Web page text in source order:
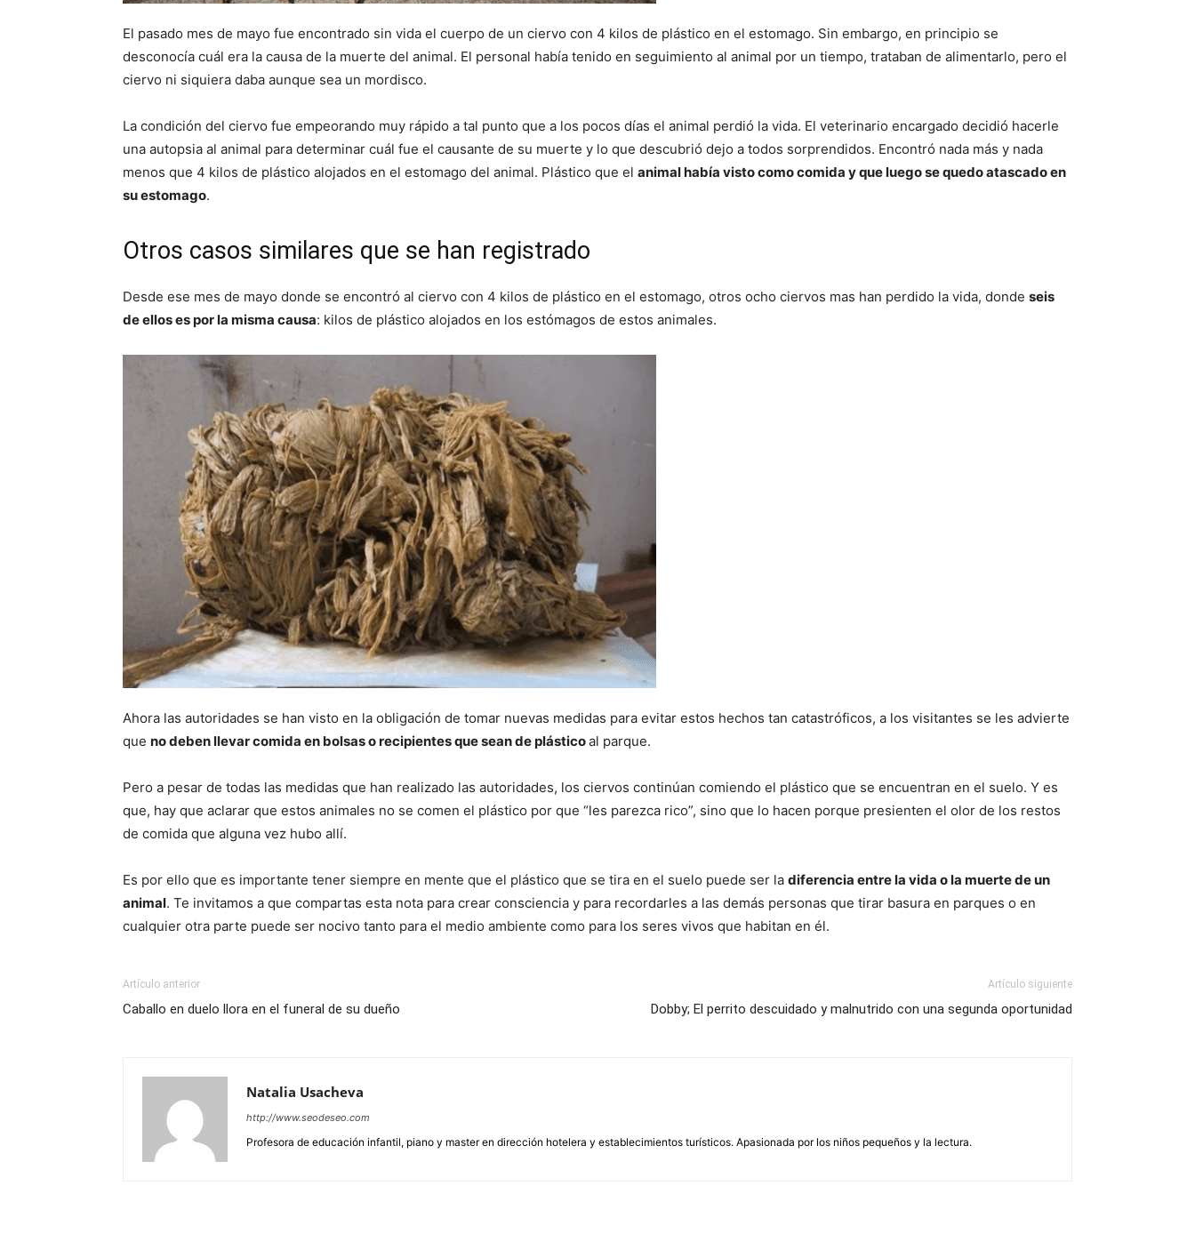
El pasado mes de mayo fue encontrado sin vida el cuerpo de un ciervo con 4 kilos de plástico en el estomago. Sin embargo, en principio se
desconocía cuál era la causa de la muerte del animal. El personal había tenido en seguimiento al animal por un tiempo, trataban de alimentarlo, pero el
ciervo ni siquiera daba aunque sea un mordisco.
La condición del ciervo fue empeorando muy rápido a tal punto que a los pocos días el animal perdió la vida. El veterinario encargado decidió hacerle
una autopsia al animal para determinar cuál fue el causante de su muerte y lo que descubrió dejo a todos sorprendidos. Encontró nada más y nada
menos que 4 kilos de plástico alojados en el estomago del animal. Plástico que el animal había visto como comida y que luego se quedo atascado en
su estomago.
Otros casos similares que se han registrado
Desde ese mes de mayo donde se encontró al ciervo con 4 kilos de plástico en el estomago, otros ocho ciervos mas han perdido la vida, donde seis
de ellos es por la misma causa: kilos de plástico alojados en los estómagos de estos animales.
Ahora las autoridades se han visto en la obligación de tomar nuevas medidas para evitar estos hechos tan catastróficos, a los visitantes se les advierte
que no deben llevar comida en bolsas o recipientes que sean de plásticoal parque.
Pero a pesar de todas las medidas que han realizado las autoridades, los ciervos continúan comiendo el plástico que se encuentran en el suelo. Y es
que, hay que aclarar que estos animales no se comen el plástico por que “les parezca rico”, sino que lo hacen porque presienten el olor de los restos
de comida que alguna vez hubo allí.
Es por ello que es importante tener siempre en mente que el plástico que se tira en el suelo puede ser la diferencia entre la vida o la muerte de un
animal. Te invitamos a que compartas esta nota para crear consciencia y para recordarles a las demás personas que tirar basura en parques o en
cualquier otra parte puede ser nocivo tanto para el medio ambiente como para los seres vivos que habitan en él.
Artículo anterior
Caballo en duelo llora en el funeral de su dueño
Artículo siguiente
Dobby; El perrito descuidado y malnutrido con una segunda oportunidad
Natalia Usacheva
http://www.seodeseo.com
Profesora de educación infantil, piano y master en dirección hotelera y establecimientos turísticos. Apasionada por los niños pequeños y la lectura.